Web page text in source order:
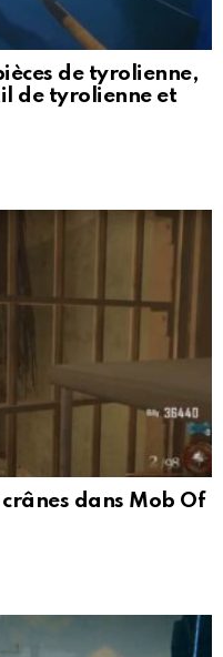
de tyrolienne,
de tyrolienne et
dans Mob Of